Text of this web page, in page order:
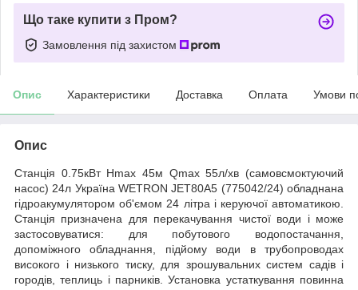
Що таке купити з Пром?
Замовлення під захистом
Опис Характеристики Доставка Оплата Умови
Опис
Станція 0.75кВт Hmax 45м Qmax 55л/хв (самовсмоктуючий
насос) 24л Україна WETRON JET80А5 (775042/24) обладнана
гідроакумулятором об'ємом 24 літра і керуючої автоматикою.
Станція призначена для перекачування чистої води і може
застосовуватися: для побутового водопостачання,
допоміжного обладнання, підйому води в трубопроводах
високого і низького тиску, для зрошувальних систем садів і
городів, теплиць і парників. Установка устаткування повинна